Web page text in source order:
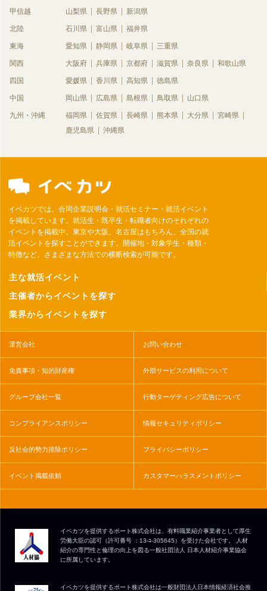
甲信越 山梨県 長野県 新潟県
北陸 石川県 富山県 福井県
東海 愛知県 静岡県 岐阜県 三重県
関西 大阪府 兵庫県 京都府 滋賀県 奈良県 和歌山県
四国 愛媛県 香川県 高知県 徳島県
中国 岡山県 広島県 島根県 鳥取県 山口県
九州・沖縄 福岡県 佐賀県 長崎県 熊本県 大分県
宮崎県
鹿児島県
沖縄県
イベカツでは、合同企業説明会・就活セミナー・就活イベント
を掲載しています。就活生・既卒生・転職者向けのそれぞれの
イベントを掲載中。東京や大阪、名古屋はもちろん、全国の就
活イベントを探すことができます。開催地・対象学生・種類・
特徴など、さまざまな方法での横断検索が可能です。
主な就活イベント
主催者からイベントを探す
業界からイベントを探す
運営会社 お問い合わせ
免責事項・知的財産権 外部サービスの利用について
グループ会社一覧 行動ターゲティング広告について
コンプライアンスポリシー 情報セキュリティポリシー
反社会的勢力排除ポリシー プライバシーポリシー
イベント掲載依頼 カスタマーハラスメントポリシー